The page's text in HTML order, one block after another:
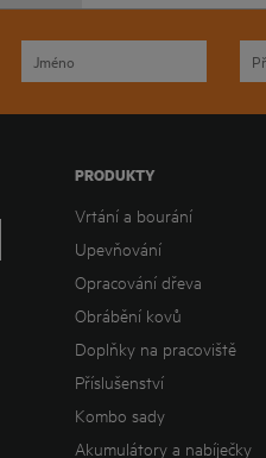
PRODUKTY
Vrtání a bourání
Upevňování
Opracování dřeva
Obrábění kovů
Doplňky na pracoviště
Příslušenství
Kombo sady
Akumulátory a nabíječky